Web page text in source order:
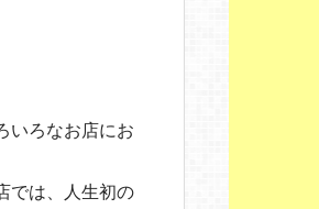
いろなお店にお
では、人生初の